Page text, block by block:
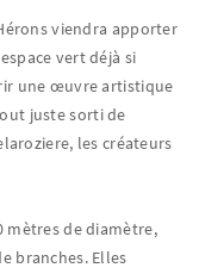
viendra apporter
vert déjà si
une œuvre artistique
juste sorti de
les créateurs
mètres de diamètre,
branches. Elles